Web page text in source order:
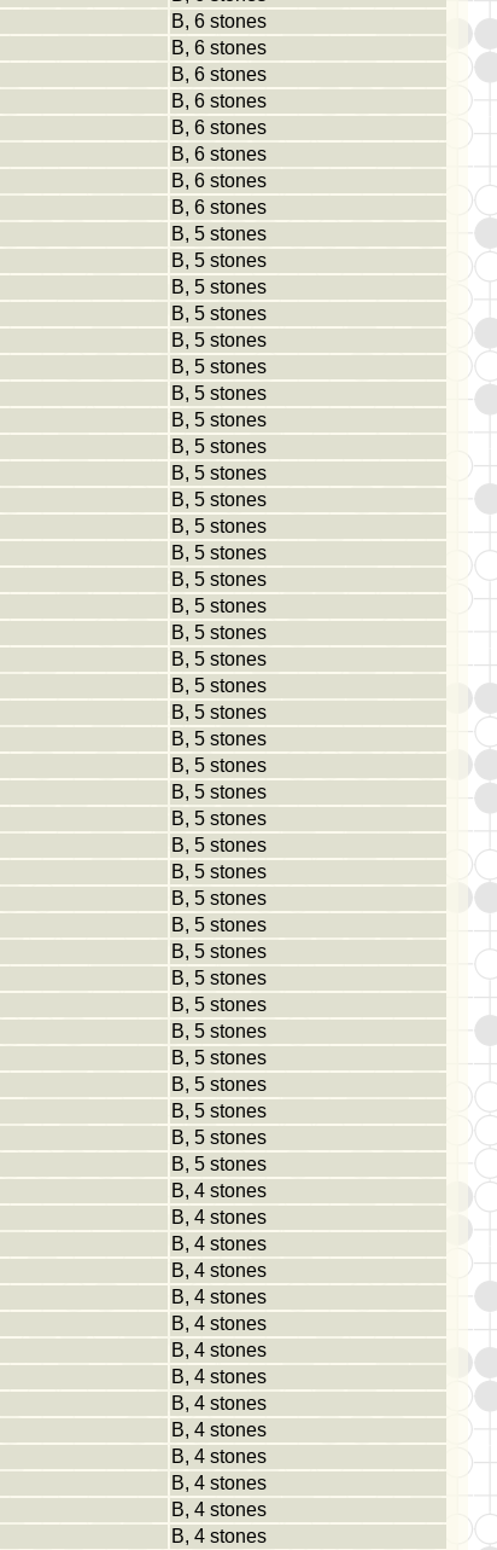
B, 6 stones
B, 6 stones
B, 6 stones
B, 6 stones
B, 6 stones
B, 6 stones
B, 6 stones
B, 6 stones
B, 5 stones
B, 5 stones
B, 5 stones
B, 5 stones
B, 5 stones
B, 5 stones
B, 5 stones
B, 5 stones
B, 5 stones
B, 5 stones
B, 5 stones
B, 5 stones
B, 5 stones
B, 5 stones
B, 5 stones
B, 5 stones
B, 5 stones
B, 5 stones
B, 5 stones
B, 5 stones
B, 5 stones
B, 5 stones
B, 5 stones
B, 5 stones
B, 5 stones
B, 5 stones
B, 5 stones
B, 5 stones
B, 5 stones
B, 5 stones
B, 5 stones
B, 5 stones
B, 5 stones
B, 5 stones
B, 5 stones
B, 5 stones
B, 4 stones
B, 4 stones
B, 4 stones
B, 4 stones
B, 4 stones
B, 4 stones
B, 4 stones
B, 4 stones
B, 4 stones
B, 4 stones
B, 4 stones
B, 4 stones
B, 4 stones
B, 4 stones